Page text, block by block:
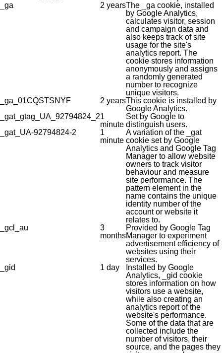
_ga
2 yearsThe _ga cookie, installed
by Google Analytics,
calculates visitor, session
and campaign data and
also keeps track of site
usage for the site's
analytics report. The
cookie stores information
anonymously and assigns
a randomly generated
number to recognize
unique visitors.
_ga_01CQSTSNYF
2 yearsThis cookie is installed by
Google Analytics.
_gat_gtag_UA_92794824_21
minute
Set by Google to
distinguish users.
_gat_UA-92794824-2
1
minute
A variation of the _gat
cookie set by Google
Analytics and Google Tag
Manager to allow website
owners to track visitor
behaviour and measure
site performance. The
pattern element in the
name contains the unique
identity number of the
account or website it
relates to.
_gcl_au
3
months
Provided by Google Tag
Manager to experiment
advertisement efficiency of
websites using their
services.
_gid
1 day
Installed by Google
Analytics, _gid cookie
stores information on how
visitors use a website,
while also creating an
analytics report of the
website's performance.
Some of the data that are
collected include the
number of visitors, their
source, and the pages they